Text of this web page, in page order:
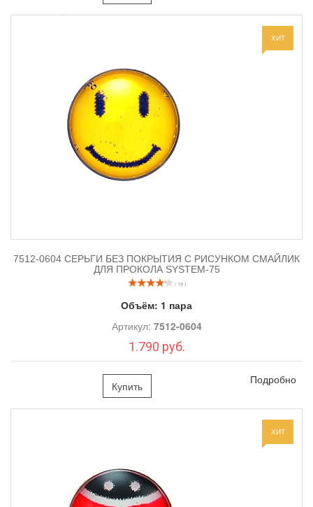
ХИТ
7512-0604 СЕРЬГИ БЕЗ ПОКРЫТИЯ С РИСУНКОМ СМАЙЛИК
ДЛЯ ПРОКОЛА SYSTEM-75
( 19 )
Объём: 1 пара
Артикул: 7512-0604
1.790 руб.
Купить Подробно
ХИТ